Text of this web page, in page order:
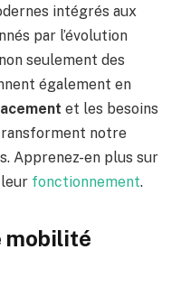
intégrés aux
par l’évolution
seulement des
également en
et les besoins
notre
Apprenez-en plus sur
leur fonctionnement.
mobilité